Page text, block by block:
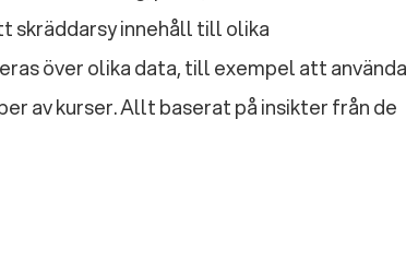
skräddarsy innehåll till olika
över olika data, till exempel att
av kurser. Allt baserat på insikter från de